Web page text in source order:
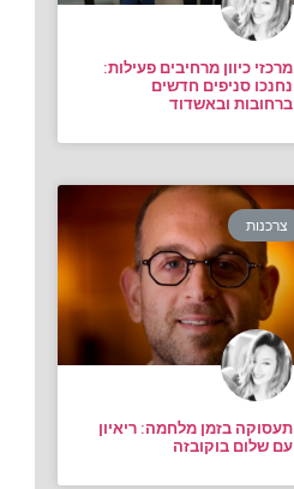
מרכזי כיוון מרחיבים פעילות:
נחנכו סניפים חדשים
ברחובות ובאשדוד
צרכנות
תעסוקה בזמן מלחמה: ריאיון
עם שלום בוקובזה